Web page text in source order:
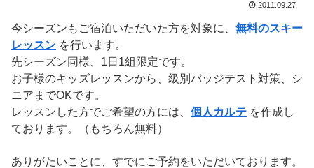
2011.09.27
今シーズンもご宿泊いただいた方を対象に、 無料のスキー
レッスン を行います。
先シーズン同様、1日1組限定です。
お子様のキッズレッスンから、級別バッジテスト対策、シ
ニアまでOKです。
レッスンした方でご希望の方には、 個人カルテ を作成し
ております。（もちろん無料）
ありがたいことに、すでにご予約をいただいております。